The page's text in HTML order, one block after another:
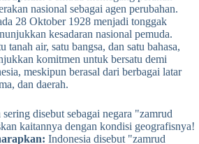
nasional sebagai agen perubahan.
28 Oktober 1928 menjadi tonggak
kesadaran nasional pemuda.
tanah air, satu bangsa, dan satu bahasa,
komitmen untuk bersatu demi
meskipun berasal dari berbagai latar
dan daerah.
disebut sebagai negara "zamrud
kaitannya dengan kondisi geografisnya!
Indonesia disebut "zamrud